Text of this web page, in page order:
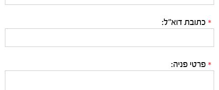
* כתובת דוא"ל:
* פרטי פניה: